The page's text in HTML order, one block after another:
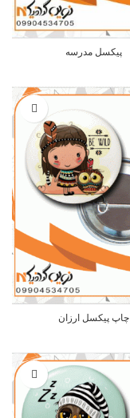
پیکسل مدرسه
چاپ پیکسل ارزان